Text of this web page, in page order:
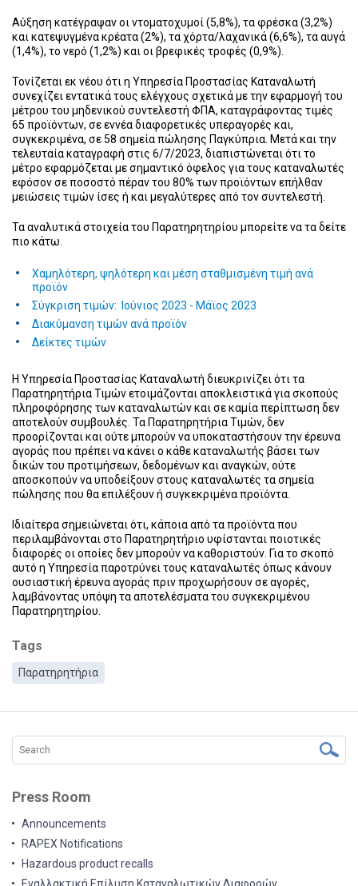
Αύξηση κατέγραψαν οι ντοματοχυμοί (5,8%), τα φρέσκα (3,2%)
και κατεψυγμένα κρέατα (2%), τα χόρτα/λαχανικά (6,6%), τα αυγά
(1,4%), το νερό (1,2%) και οι βρεφικές τροφές (0,9%).
Τονίζεται εκ νέου ότι η Υπηρεσία Προστασίας Καταναλωτή
συνεχίζει εντατικά τους ελέγχους σχετικά με την εφαρμογή του
μέτρου του μηδενικού συντελεστή ΦΠΑ, καταγράφοντας τιμές
65 προϊόντων, σε εννέα διαφορετικές υπεραγορές και,
συγκεκριμένα, σε 58 σημεία πώλησης Παγκύπρια. Μετά και την
τελευταία καταγραφή στις 6/7/2023, διαπιστώνεται ότι το
μέτρο εφαρμόζεται με σημαντικό όφελος για τους καταναλωτές
εφόσον σε ποσοστό πέραν του 80% των προϊόντων επήλθαν
μειώσεις τιμών ίσες ή και μεγαλύτερες από τον συντελεστή.
Τα αναλυτικά στοιχεία του Παρατηρητηρίου μπορείτε να τα δείτε
πιο κάτω.
Χαμηλότερη, ψηλότερη και μέση σταθμισμένη τιμή ανά
προϊόν
Σύγκριση τιμών: Ιούνιος 2023 - Μάϊος 2023
Διακύμανση τιμών ανά προϊόν
Δείκτες τιμών
Η Υπηρεσία Προστασίας Καταναλωτή διευκρινίζει ότι τα
Παρατηρητήρια Τιμών ετοιμάζονται αποκλειστικά για σκοπούς
πληροφόρησης των καταναλωτών και σε καμία περίπτωση δεν
αποτελούν συμβουλές. Τα Παρατηρητήρια Τιμών, δεν
προορίζονται και ούτε μπορούν να υποκαταστήσουν την έρευνα
αγοράς που πρέπει να κάνει ο κάθε καταναλωτής βάσει των
δικών του προτιμήσεων, δεδομένων και αναγκών, ούτε
αποσκοπούν να υποδείξουν στους καταναλωτές τα σημεία
πώλησης που θα επιλέξουν ή συγκεκριμένα προϊόντα.
Ιδιαίτερα σημειώνεται ότι, κάποια από τα προϊόντα που
περιλαμβάνονται στο Παρατηρητήριο υφίστανται ποιοτικές
διαφορές οι οποίες δεν μπορούν να καθοριστούν. Για το σκοπό
αυτό η Υπηρεσία παροτρύνει τους καταναλωτές όπως κάνουν
ουσιαστική έρευνα αγοράς πριν προχωρήσουν σε αγορές,
λαμβάνοντας υπόψη τα αποτελέσματα του συγκεκριμένου
Παρατηρητηρίου.
Tags
Παρατηρητήρια
Press Room
Announcements
RAPEX Notifications
Hazardous product recalls